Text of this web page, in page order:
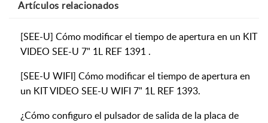
Artículos relacionados
[SEE-U] Cómo modificar el tiempo de apertura en un KIT
VIDEO SEE-U 7" 1L REF 1391 .
[SEE-U WIFI] Cómo modificar el tiempo de apertura en
un KIT VIDEO SEE-U WIFI 7" 1L REF 1393.
¿Cómo configuro el pulsador de salida de la placa de